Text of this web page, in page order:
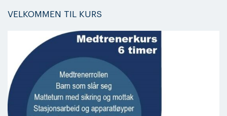
VELKOMMEN TIL KURS